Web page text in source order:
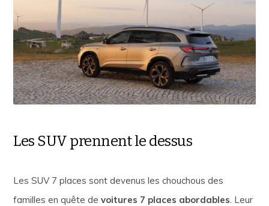
Les SUV prennent le dessus
Les SUV 7 places sont devenus les chouchous des
familles en quête devoitures 7 places abordables. Leur